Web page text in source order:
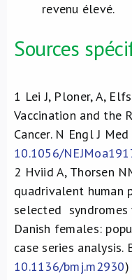
revenu élevé.
Sources
1 Lei J, Ploner, A,
Vaccination and the
Cancer. N Engl J
10.1056/
2 Hviid A, Thorsen
quadrivalent human
selected
Danish females:
case series
10.1136/bmj.m2930)